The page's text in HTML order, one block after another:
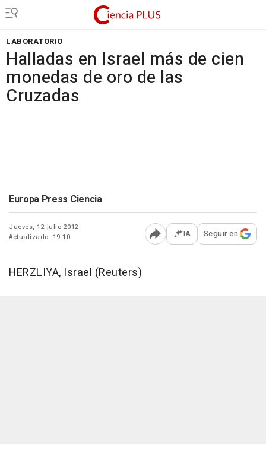
LABORATORIO
Halladas en Israel más de cien
monedas de oro de las
Cruzadas
Europa Press Ciencia
Jueves, 12 julio 2012
Actualizado: 19:10
Abrir opciones para
IA Seguir en
HERZLIYA, Israel (Reuters)